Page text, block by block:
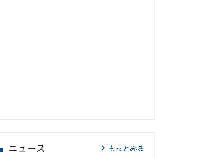
ニュース もっとみる